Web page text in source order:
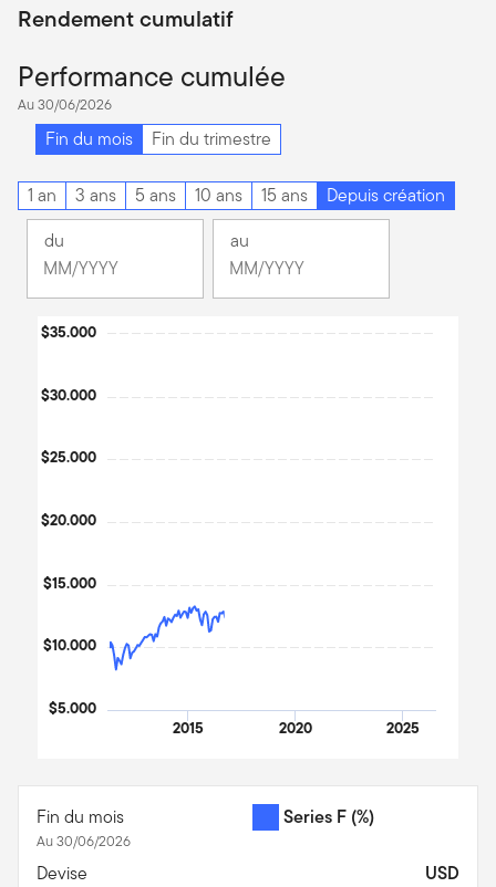
Rendement cumulatif
Performance cumulée
Au 30/06/2026
Fin du mois Fin du trimestre
1 an 3 ans 5 ans 10 ans 15 ans
Depuis création
du
Changement
sélectionné
2011
au
sélectionné
Chart
The chart has 1 X axis displaying Time. Data ranges from
2015 2020 2025
$5.000
$10.000
$15.000
$20.000
$25.000
$30.000
$35.000
Fin du mois
Au 30/06/2026
Series F (%)
Devise
USD